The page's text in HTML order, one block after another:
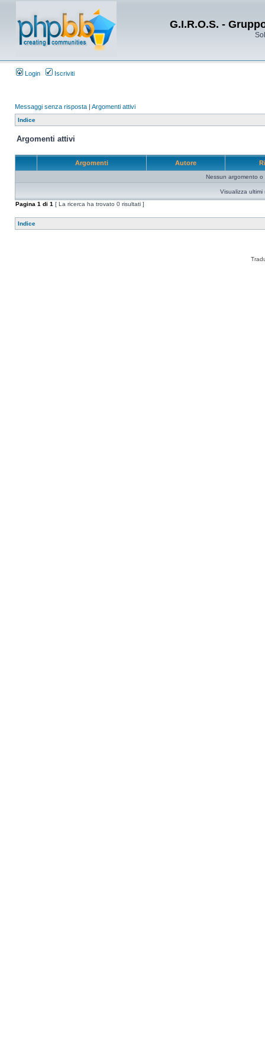
G.I.R.O.S. -
Login Iscriviti
Messaggi senza risposta | Argomenti attivi
Indice
Argomenti attivi
Argomenti Autore
Nessun argomento o
Visualizza ultimi
Pagina 1 di 1 [ La ricerca ha trovato 0 risultati ]
Indice